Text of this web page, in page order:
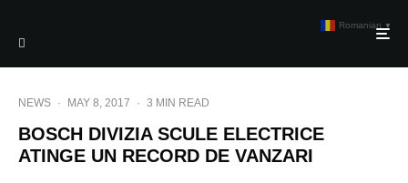
NEWS · MAY 8, 2017 · 3 MIN READ
BOSCH DIVIZIA SCULE ELECTRICE
ATINGE UN RECORD DE VANZARI
Romanian ▼